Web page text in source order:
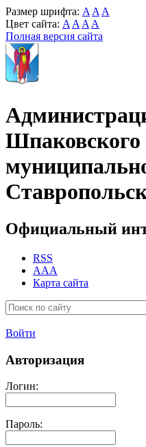
Размер шрифта: A A A
Цвет сайта: A A A A
Полная версия сайта
Шпаковского
Официальный
RSS
AAA
Карта сайта
Войти
Авторизация
Логин:
Пароль: